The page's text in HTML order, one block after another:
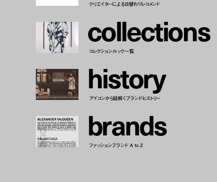
クリエイターによる日替わりレコメンド
collections
コレクションルック一覧
history
アイコンから紐解くブランドヒストリー
brands
ファッションブランド A to Z